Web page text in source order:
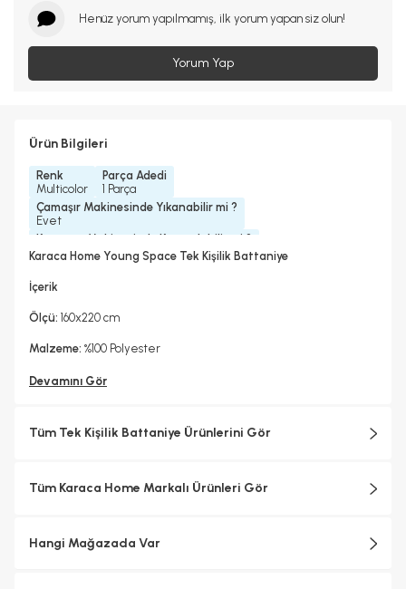
Henüz yorum yapılmamış, ilk yorum yapan siz olun!
Yorum Yap
Ürün Bilgileri
Renk
Multicolor
Parça Adedi
1 Parça
Çamaşır Makinesinde Yıkanabilir mi ?
Evet
Kurutma Makinesinde Kurutulabilir mi ?
Hayır
Evet
Karaca Home Young Space Tek Kişilik Battaniye
İçerik
Ölçü: 160x220 cm
Malzeme: %100 Polyester
Devamını Gör
Tüm Tek Kişilik Battaniye Ürünlerini Gör
Tüm Karaca Home Markalı Ürünleri Gör
Hangi Mağazada Var